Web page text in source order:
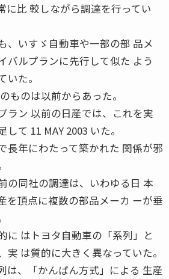
に比 較しながら調達を行ってい
、いすゞ自動車や一部の部 品メ
バルプランに先行して似た よう
いた。
ものは以前からあった。
ラン 以前の日産では、これを実
て 11 MAY 2003 いた。
長年にわたって築かれた 関係が邪
の同社の調達は、いわゆる日 本
を頂点に複数の部品メーカ ーが垂
に はトヨタ自動車の「系列」と
実 は質的に大きく異なっていた。
は、「かんばん方式」による 生産